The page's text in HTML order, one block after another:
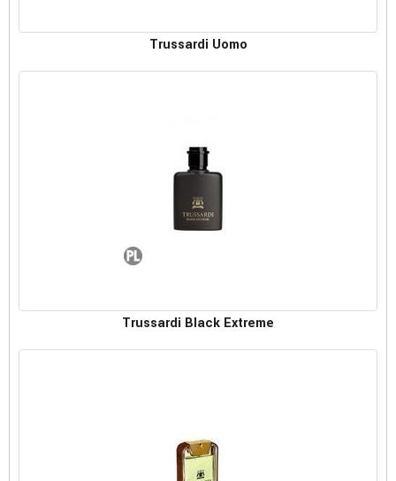
Trussardi Uomo
Trussardi Black Extreme